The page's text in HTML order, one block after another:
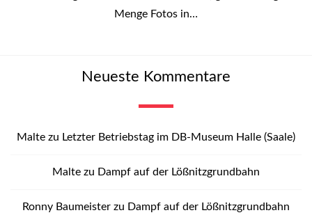
Menge Fotos in…
Neueste Kommentare
Malte zu Letzter Betriebstag im DB-Museum Halle (Saale)
Malte zu Dampf auf der Lößnitzgrundbahn
Ronny Baumeister zu Dampf auf der Lößnitzgrundbahn